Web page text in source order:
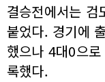
결승전에서는 검
붙었다. 경기에
했으나 4대0으
록했다.